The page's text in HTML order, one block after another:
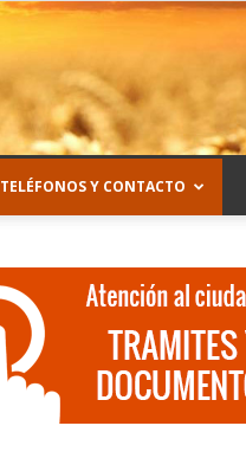
TELÉFONOS Y CONTACTO